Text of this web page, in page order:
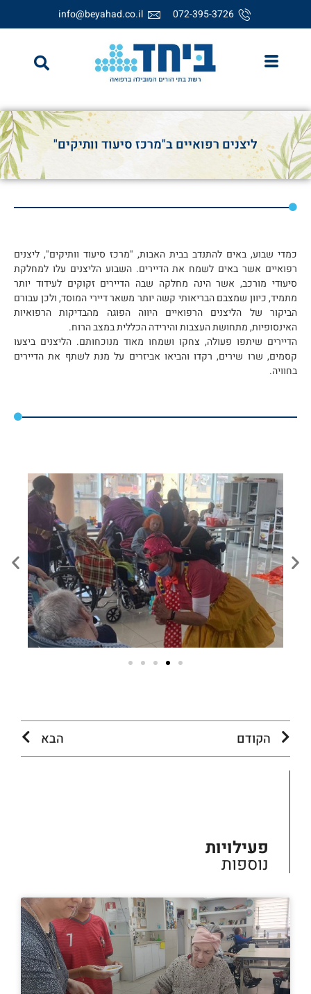
072-395-3726
info@beyahad.co.il
ליצנים רפואיים ב"מרכז סיעוד וותיקים"
כמדי שבוע, באים להתנדב בבית האבות, "מרכז סיעוד וותיקים", ליצנים
רפואיים אשר באים לשמח את הדיירים. השבוע הליצנים עלו למחלקת
סיעודי מורכב, אשר הינה מחלקה שבה הדיירים זקוקים לעידוד יותר
מתמיד, כיוון שמצבם הבריאותי קשה יותר משאר דיירי המוסד, ולכן עבורם
הביקור של הליצנים הרפואיים היווה הפוגה מהבדיקות הרפואיות
האינסופיות, מתחושת העצבות והירידה הכללית במצב הרוח.
הדיירים שיתפו פעולה, צחקו ושמחו מאוד מנוכחותם. הליצנים ביצעו
קסמים, שרו שירים, רקדו והביאו אביזרים על מנת לשתף את הדיירים
בחוויה.
הקודם הבא
פעילויות
נוספות